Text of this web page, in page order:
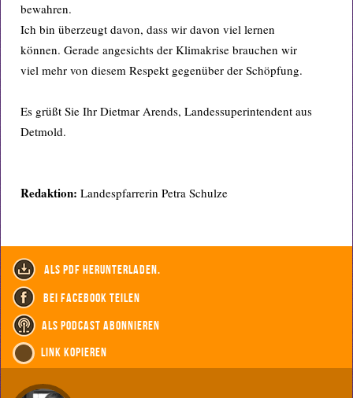
bewahren.
Ich bin überzeugt davon, dass wir davon viel lernen
können. Gerade angesichts der Klimakrise brauchen wir
viel mehr von diesem Respekt gegenüber der Schöpfung.
Es grüßt Sie Ihr Dietmar Arends, Landessuperintendent aus
Detmold.
Redaktion: Landespfarrerin Petra Schulze
als PDF herunterladen.
bei Facebook teilen
als Podcast abonnieren
Link kopieren